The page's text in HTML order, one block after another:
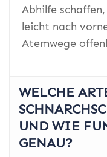
Abhilfe
leicht nach
Atemwege
WELCHE
UND WIE
GENAU?